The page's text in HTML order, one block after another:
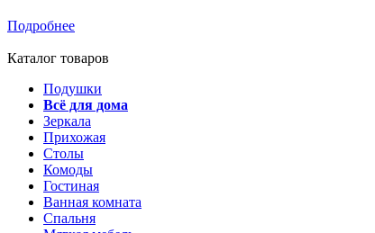
Подробнее
Каталог товаров
Подушки
Всё для дома
Зеркала
Прихожая
Столы
Комоды
Гостиная
Ванная комната
Спальня